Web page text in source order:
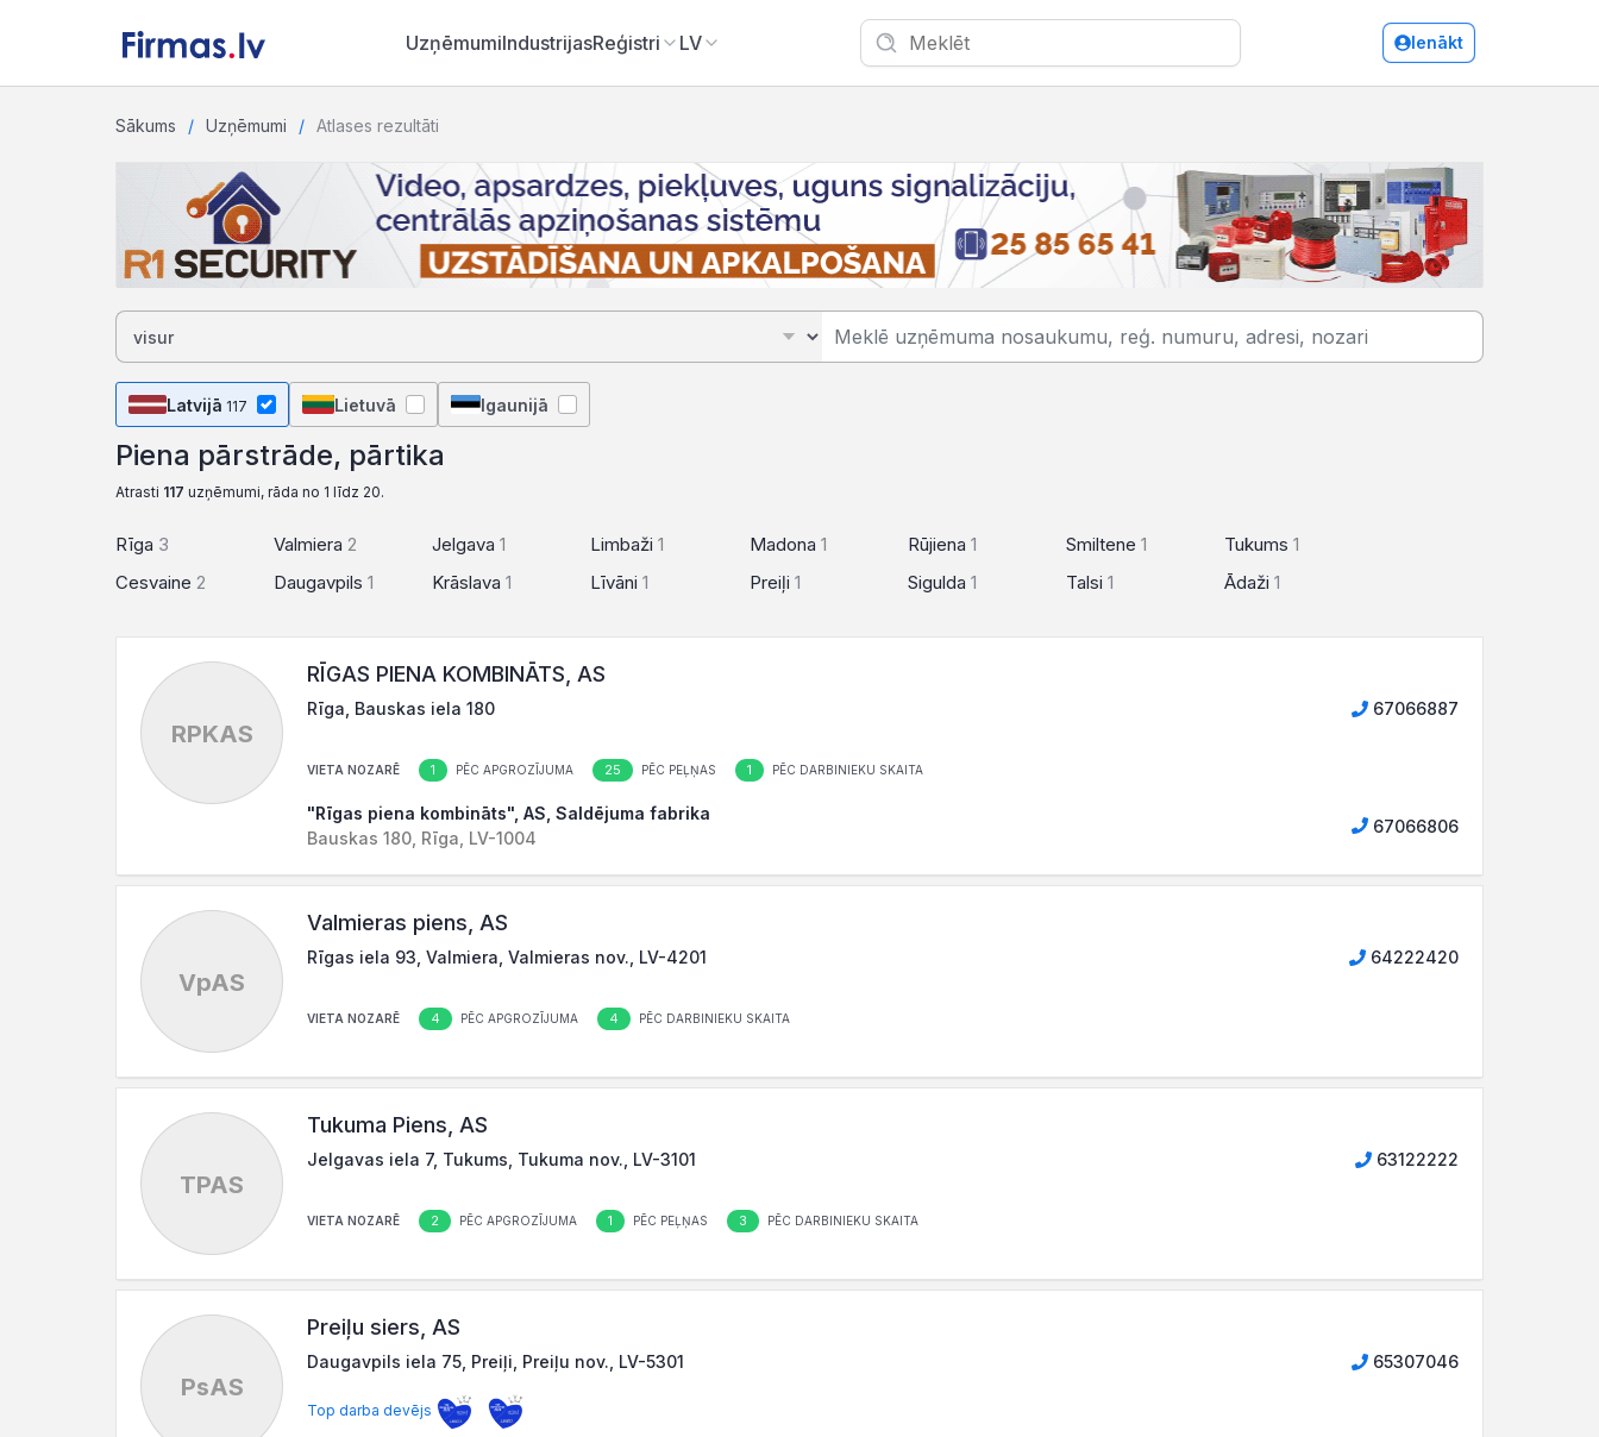
UzņēmumiIndustrijasReģistri LV Ienākt
Sākums Uzņēmumi Atlases rezultāti
Piena pārstrāde, pārtika
Latvijā 117 Lietuvā Igaunijā
Piena pārstrāde, pārtika
Atrasti 117 uzņēmumi, rāda no 1 līdz 20.
Rīga 3
Cesvaine 2
Valmiera2
Daugavpils1
Jelgava1
Krāslava1
Limbaži1
Līvāni1
Madona 1
Preiļi 1
Rūjiena 1
Sigulda 1
Smiltene 1
Talsi 1
Tukums 1
Ādaži 1
RPKAS
RĪGAS PIENA KOMBINĀTS, AS
Rīga, Bauskas iela 180 67066887
VIETA NOZARĒ 1 PĒC APGROZĪJUMA 25 PĒC PEĻŅAS 1 PĒC DARBINIEKU SKAITA
"Rīgas piena kombināts", AS, Saldējuma fabrika
Bauskas 180, Rīga, LV-1004
67066806
VpAS
Valmieras piens, AS
Rīgas iela 93, Valmiera, Valmieras nov., LV-4201 64222420
VIETA NOZARĒ 4 PĒC APGROZĪJUMA 4 PĒC DARBINIEKU SKAITA
TPAS
Tukuma Piens, AS
Jelgavas iela 7, Tukums, Tukuma nov., LV-3101 63122222
VIETA NOZARĒ 2 PĒC APGROZĪJUMA 1 PĒC PEĻŅAS 3 PĒC DARBINIEKU SKAITA
PsAS
Preiļu siers, AS
Daugavpils iela 75, Preiļi, Preiļu nov., LV-5301 65307046
Top darba devējs